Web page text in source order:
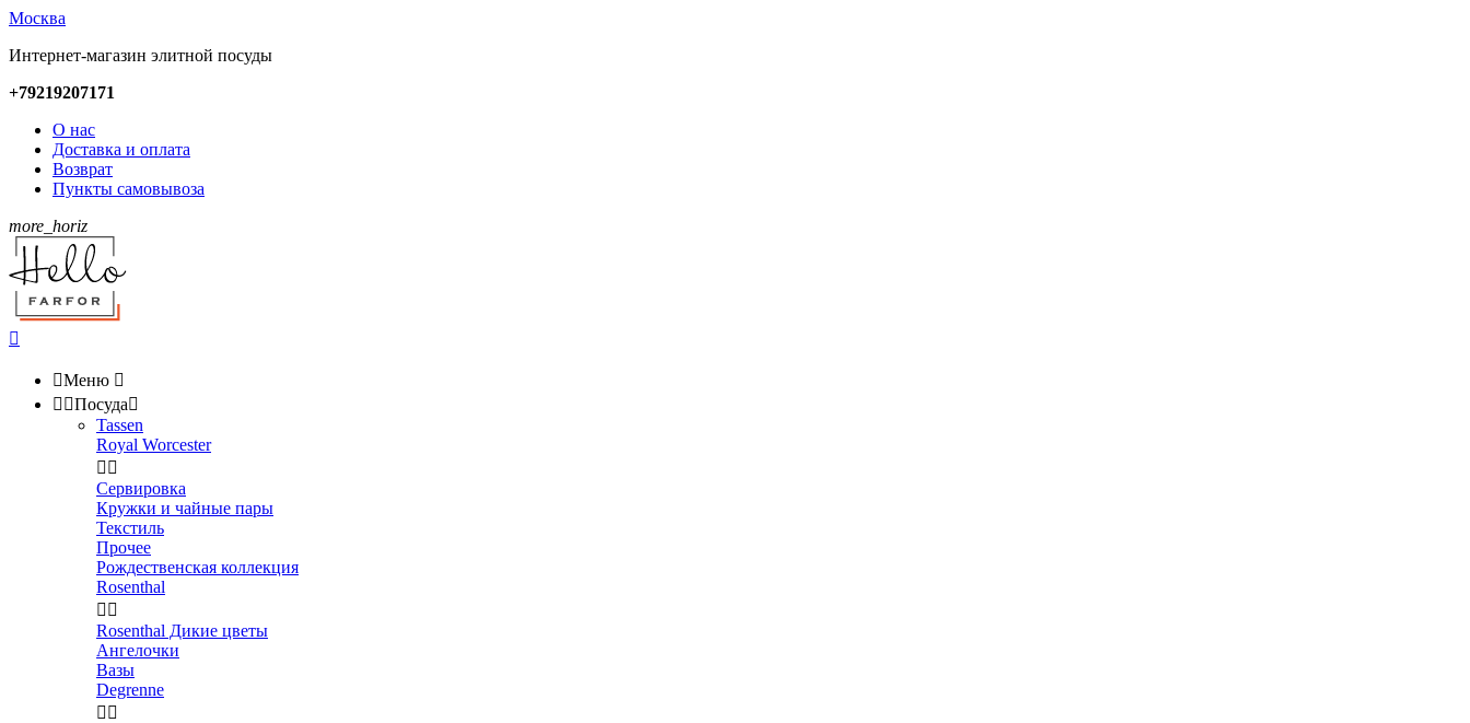
Москва
Интернет-магазин элитной посуды
+79219207171
О нас
Доставка и оплата
Возврат
Пункты самовывоза
more_horiz

Меню 
 Посуда
Tassen
Royal Worcester
 
Сервировка
Кружки и чайные пары
Текстиль
Прочее
Рождественская коллекция
Rosenthal
 
Rosenthal Дикие цветы
Ангелочки
Вазы
Degrenne
 